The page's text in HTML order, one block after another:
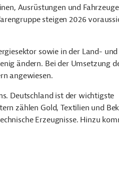
Ausrüstungen und Fahrzeuge
steigen 2026
sowie in der Land- und
ändern. Bei der Umsetzung
angewiesen.
Deutschland ist der wichtigste
zählen Gold, Textilien und
Erzeugnisse. Hinzu